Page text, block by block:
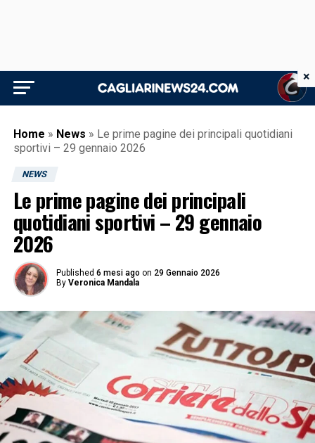
Home » News » Le prime pagine dei principali quotidiani
sportivi – 29 gennaio 2026
NEWS
Le prime pagine dei principali
quotidiani sportivi – 29 gennaio
2026
Published 6 mesi ago on 29 Gennaio 2026
By Veronica Mandala
×